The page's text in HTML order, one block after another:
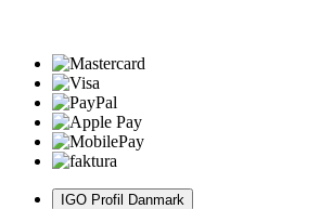
IGO Profil Danmark